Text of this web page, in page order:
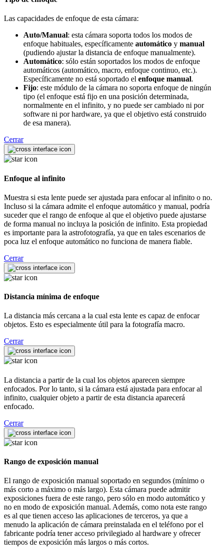
Las capacidades de enfoque de esta cámara:
Auto/Manual: esta cámara soporta todos los modos de
enfoque habituales, específicamente automático y manual
(pudiendo ajustar la distancia de enfoque manualmente).
Automático: sólo están soportados los modos de enfoque
automáticos (automático, macro, enfoque continuo, etc.).
Específicamente no está soportado el enfoque manual.
Fijo: este módulo de la cámara no soporta enfoque de ningún
tipo (el enfoque está fijo en una posición determinada,
normalmente en el infinito, y no puede ser cambiado ni por
software ni por hardware, ya que el objetivo está construido
de esa manera).
Cerrar
Enfoque al infinito
Muestra si esta lente puede ser ajustada para enfocar al infinito o no.
Incluso si la cámara admite el enfoque automático y manual, podría
suceder que el rango de enfoque al que el objetivo puede ajustarse
de forma manual no incluya la posición de infinito. Esta propiedad
es importante para la astrofotografía, ya que en tales escenarios de
poca luz el enfoque automático no funciona de manera fiable.
Cerrar
Distancia mínima de enfoque
La distancia más cercana a la cual esta lente es capaz de enfocar
objetos. Esto es especialmente útil para la fotografía macro.
Cerrar
La distancia a partir de la cual los objetos aparecen siempre
enfocados. Por lo tanto, si la cámara está ajustada para enfocar al
infinito, cualquier objeto a partir de esta distancia aparecerá
enfocado.
Cerrar
Rango de exposición manual
El rango de exposición manual soportado en segundos (mínimo o
más corto a máximo o más largo). Esta cámara puede admitir
exposiciones fuera de este rango, pero sólo en modo automático y
no en modo de exposición manual. Además, como nota este rango
es al que tienen acceso las aplicaciones de terceros, ya que a
menudo la aplicación de cámara preinstalada en el teléfono por el
fabricante podría tener acceso privilegiado al hardware y ofrecer
tiempos de exposición más largos o más cortos.